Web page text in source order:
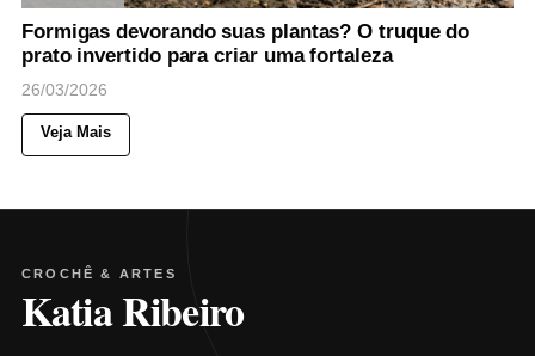
Formigas devorando suas plantas? O truque do
prato invertido para criar uma fortaleza
26/03/2026
Veja Mais
CROCHÊ & ARTES
Katia Ribeiro